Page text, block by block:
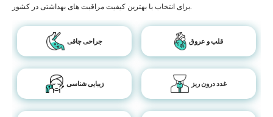
برای انتخاب با بهترین کیفیت مراقبت های بهداشتی در کشور.
جراحی چاقی قلب و عروق
زیبایی شناسی غدد درون ریز